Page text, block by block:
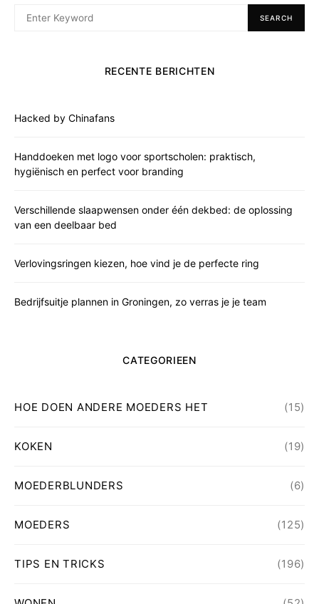
SEARCH
RECENTE BERICHTEN
Hacked by Chinafans
Handdoeken met logo voor sportscholen: praktisch,
hygiënisch en perfect voor branding
Verschillende slaapwensen onder één dekbed: de oplossing
van een deelbaar bed
Verlovingsringen kiezen, hoe vind je de perfecte ring
Bedrijfsuitje plannen in Groningen, zo verras je je team
CATEGORIEEN
HOE DOEN ANDERE MOEDERS HET (15)
KOKEN (19)
MOEDERBLUNDERS (6)
MOEDERS (125)
TIPS EN TRICKS (196)